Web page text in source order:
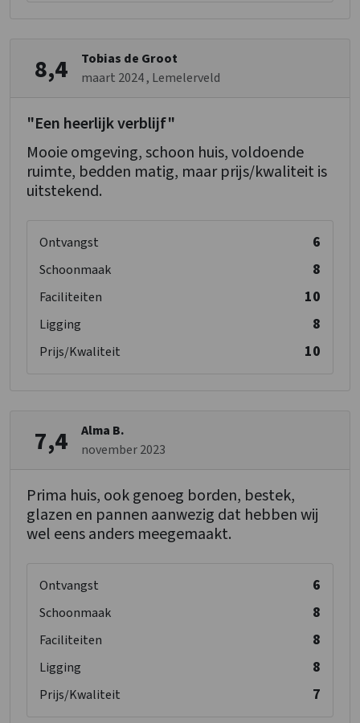
8,4
Tobias de Groot
maart 2024, Lemelerveld
"Een heerlijk verblijf"
Mooie omgeving, schoon huis, voldoende
ruimte, bedden matig, maar prijs/kwaliteit is
uitstekend.
Ontvangst 6
Schoonmaak 8
Faciliteiten 10
Ligging 8
Prijs/Kwaliteit 10
7,4
Alma B.
november 2023
Prima huis, ook genoeg borden, bestek,
glazen en pannen aanwezig dat hebben wij
wel eens anders meegemaakt.
Ontvangst 6
Schoonmaak 8
Faciliteiten 8
Ligging 8
Prijs/Kwaliteit 7